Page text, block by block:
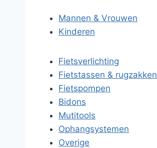
Mannen & Vrouwen
Kinderen
Fietsverlichting
Fietstassen & rugzakken
Fietspompen
Bidons
Mutitools
Ophangsystemen
Overige